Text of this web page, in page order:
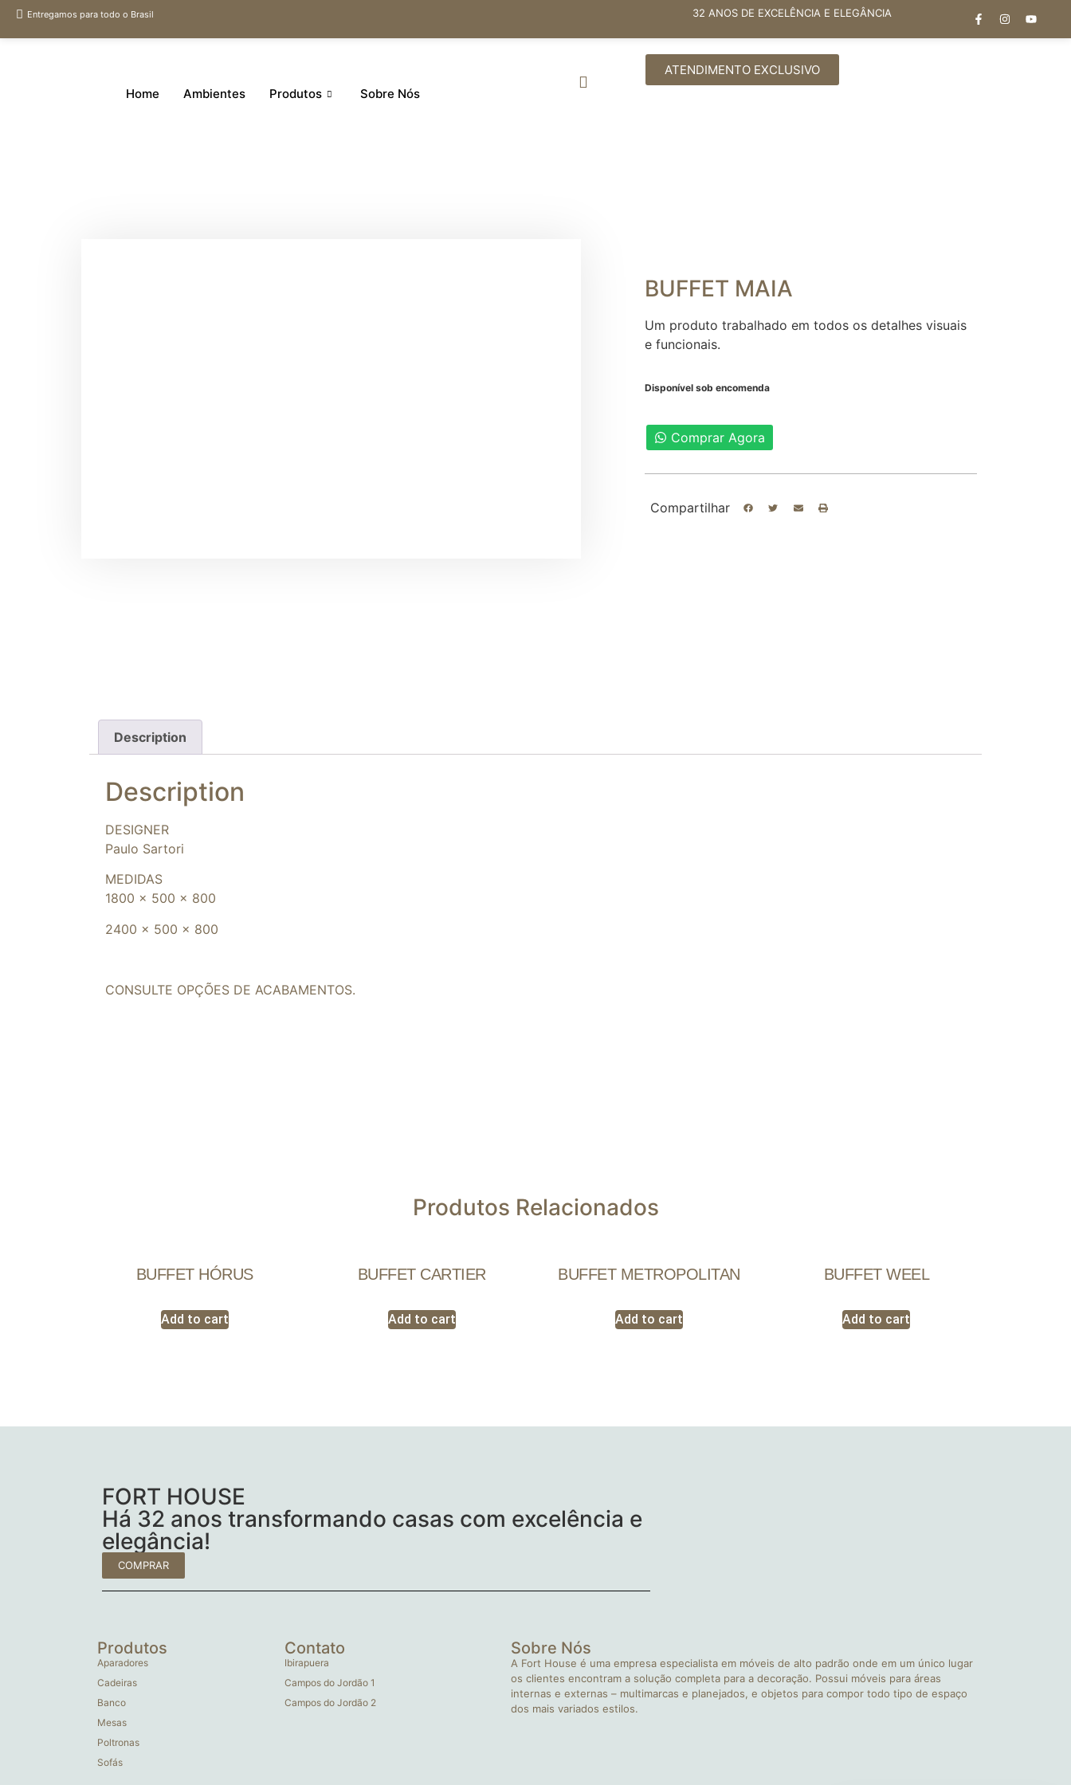
Entregamos para todo o Brasil 32 ANOS DE EXCELÊNCIA E ELEGÂNCIA
Home Ambientes Produtos Sobre Nós
ATENDIMENTO EXCLUSIVO
BUFFET MAIA
Um produto trabalhado em todos os detalhes visuais
e funcionais.
Disponível sob encomenda
Comprar Agora
Compartilhar
Description
Description
DESIGNER
Paulo Sartori
MEDIDAS
1800 x 500 x 800
2400 x 500 x 800
CONSULTE OPÇÕES DE ACABAMENTOS.
Produtos Relacionados
BUFFET HÓRUS
Add to cart
BUFFET CARTIER
Add to cart
BUFFET METROPOLITAN
Add to cart
BUFFET WEEL
Add to cart
FORT HOUSE
Há 32 anos transformando casas com excelência e
elegância!
COMPRAR
Produtos
Aparadores
Cadeiras
Banco
Mesas
Poltronas
Sofás
Contato
Ibirapuera
Campos do Jordão 1
Campos do Jordão 2
Sobre Nós
A Fort House é uma empresa especialista em móveis de alto padrão onde em um único lugar
os clientes encontram a solução completa para a decoração. Possui móveis para áreas
internas e externas – multimarcas e planejados, e objetos para compor todo tipo de espaço
dos mais variados estilos.